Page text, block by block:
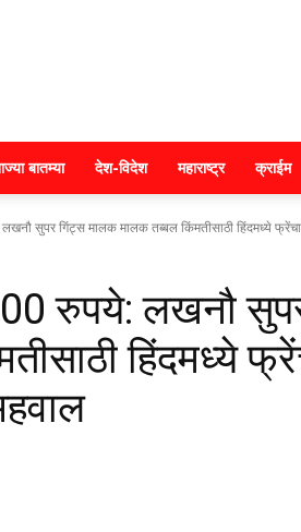
बातम्या देश-विदेश महाराष्ट्र क्राईम
सुपर गिंट्स मालक मालक तब्बल किंमतीसाठी हिंदमध्ये
रुपये: लखनौ
हिंदमध्ये